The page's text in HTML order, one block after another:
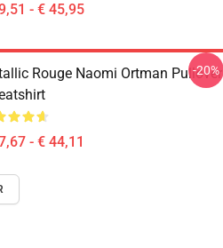
- € 45,95
Rouge Naomi Ortman Pullover
- € 44,11
-20%